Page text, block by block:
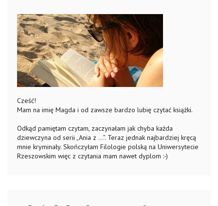
Cześć!
Mam na imię Magda i od zawsze bardzo lubię czytać książki.
Odkąd pamiętam czytam, zaczynałam jak chyba każda
dziewczyna od serii „Ania z …”. Teraz jednak najbardziej kręcą
mnie kryminały. Skończyłam Filologie polską na Uniwersytecie
Rzeszowskim więc z czytania mam nawet dyplom :-)